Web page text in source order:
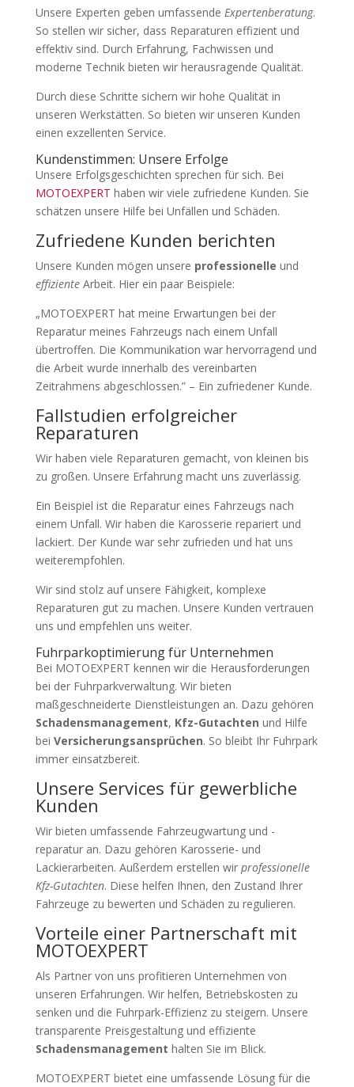
Unsere Experten geben umfassende Expertenberatung.
So stellen wir sicher, dass Reparaturen effizient und
effektiv sind. Durch Erfahrung, Fachwissen und
moderne Technik bieten wir herausragende Qualität.
Durch diese Schritte sichern wir hohe Qualität in
unseren Werkstätten. So bieten wir unseren Kunden
einen exzellenten Service.
Kundenstimmen: Unsere Erfolge
Unsere Erfolgsgeschichten sprechen für sich. Bei
MOTOEXPERT haben wir viele zufriedene Kunden. Sie
schätzen unsere Hilfe bei Unfällen und Schäden.
Zufriedene Kunden berichten
Unsere Kunden mögen unsere professionelle und
effizienteArbeit. Hier ein paar Beispiele:
„MOTOEXPERT hat meine Erwartungen bei der
Reparatur meines Fahrzeugs nach einem Unfall
übertroffen. Die Kommunikation war hervorragend und
die Arbeit wurde innerhalb des vereinbarten
Zeitrahmens abgeschlossen.” – Ein zufriedener Kunde.
Fallstudien erfolgreicher
Reparaturen
Wir haben viele Reparaturen gemacht, von kleinen bis
zu großen. Unsere Erfahrung macht uns zuverlässig.
Ein Beispiel ist die Reparatur eines Fahrzeugs nach
einem Unfall. Wir haben die Karosserie repariert und
lackiert. Der Kunde war sehr zufrieden und hat uns
weiterempfohlen.
Wir sind stolz auf unsere Fähigkeit, komplexe
Reparaturen gut zu machen. Unsere Kunden vertrauen
uns und empfehlen uns weiter.
Fuhrparkoptimierung für Unternehmen
Bei MOTOEXPERT kennen wir die Herausforderungen
bei der Fuhrparkverwaltung. Wir bieten
maßgeschneiderte Dienstleistungen an. Dazu gehören
Schadensmanagement, Kfz-Gutachten und Hilfe
bei Versicherungsansprüchen. So bleibt Ihr Fuhrpark
immer einsatzbereit.
Unsere Services für gewerbliche
Kunden
Wir bieten umfassende Fahrzeugwartung und -
reparatur an. Dazu gehören Karosserie- und
Lackierarbeiten. Außerdem erstellen wir professionelle
Kfz-Gutachten. Diese helfen Ihnen, den Zustand Ihrer
Fahrzeuge zu bewerten und Schäden zu regulieren.
Vorteile einer Partnerschaft mit
MOTOEXPERT
Als Partner von uns profitieren Unternehmen von
unseren Erfahrungen. Wir helfen, Betriebskosten zu
senken und die Fuhrpark-Effizienz zu steigern. Unsere
transparente Preisgestaltung und effiziente
Schadensmanagement halten Sie im Blick.
MOTOEXPERT bietet eine umfassende Lösung für die